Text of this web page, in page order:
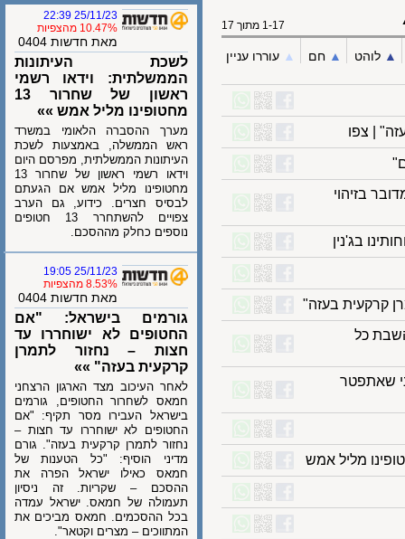
1-17 מתוך 17
לוהט ▲︎ חם ▲︎ עוררו עניין
| צפו
בזיהוי
בג'נין
בעזה"
כל
24 שעות לפני שאתפטר
25/11/23 22:39
10.47% מהצפיות
מאת חדשות 0404
לשכת העיתונות
הממשלתית: וידאו רשמי
מחטופינו מליל אמש »»
מערך ההסברה הלאומי במשרד
ראש הממשלה, באמצעות לשכת
העיתונות הממשלתית, מפרסם היום
וידאו רשמי ראשון של שחרור 13
מחטופינו מליל אמש אם הגעתם
לבסיס חצרים. כידוע, גם הערב
צפויים להשתחרר 13 חטופים
נוספים כחלק מההסכם.
25/11/23 19:05
8.53% מהצפיות
מאת חדשות 0404
גורמים בישראל: "אם
החטופים לא ישוחררו עד
חצות – נחזור לתמרן
קרקעית בעזה" »»
לאחר העיכוב מצד הארגון הרצחני
חמאס לשחרור החטופים, גורמים
בישראל העבירו מסר תקיף: "אם
החטופים לא ישוחררו עד חצות –
נחזור לתמרן קרקעית בעזה". גורם
מדיני הוסיף: "כל הטענות של
חמאס כאילו ישראל הפרה את
ההסכם – שקריות. זה ניסיון
תעמולה של חמאס. ישראל עמדה
בכל ההסכמים. חמאס מביכים את
המתווכים – מצרים וקטאר".